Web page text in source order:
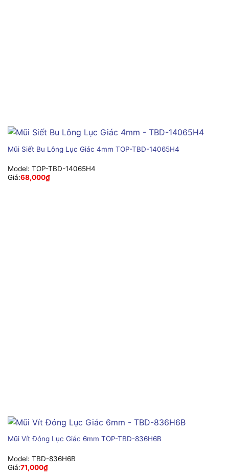
Mũi Siết Bu Lông Lục Giác 4mm TOP-TBD-14065H4
Model: TOP-TBD-14065H4
Giá:68,000₫
Mũi Vít Đóng Lục Giác 6mm TOP-TBD-836H6B
Model: TBD-836H6B
Giá:71,000₫